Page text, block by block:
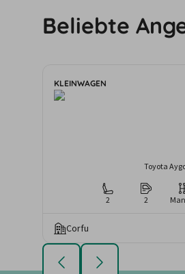
Beliebte
KLEINWAGEN
Toyota
2 2
Corfu